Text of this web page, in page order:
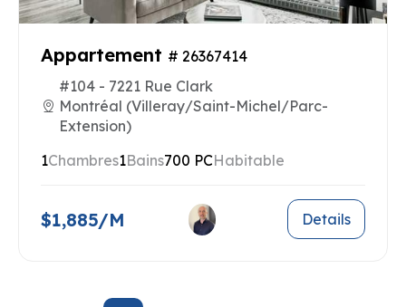
Appartement # 26367414
#104 - 7221 Rue Clark
Montréal (Villeray/Saint-Michel/Parc-
Extension)
1Chambres1Bains700 PCHabitable
$1,885/M Details